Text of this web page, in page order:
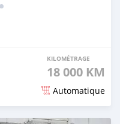
KILOMÉTRAGE
18 000 KM
Automatique